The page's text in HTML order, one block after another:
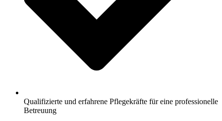
Qualifizierte und erfahrene Pflegekräfte für eine professionelle
Betreuung